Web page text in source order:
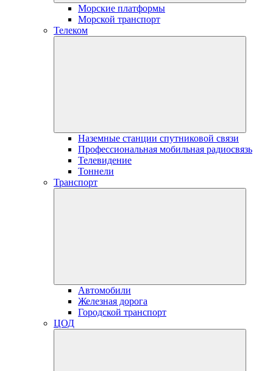
Морские платформы
Морской транспорт
Телеком
Наземные станции спутниковой связи
Профессиональная мобильная радиосвязь
Телевидение
Тоннели
Транспорт
Автомобили
Железная дорога
Городской транспорт
ЦОД